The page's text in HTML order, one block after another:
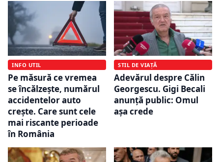
INFO UTIL
Pe măsură ce vremea
se încălzește, numărul
accidentelor auto
crește. Care sunt cele
mai riscante perioade
în România
STIL DE VIAȚĂ
Adevărul despre Călin
Georgescu. Gigi Becali
anunță public: Omul
așa crede